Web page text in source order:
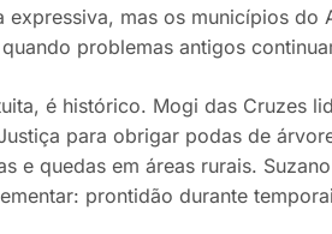
mas os municípios do
problemas antigos
é histórico. Mogi das Cruzes
para obrigar podas de
e quedas em áreas rurais.
prontidão durante